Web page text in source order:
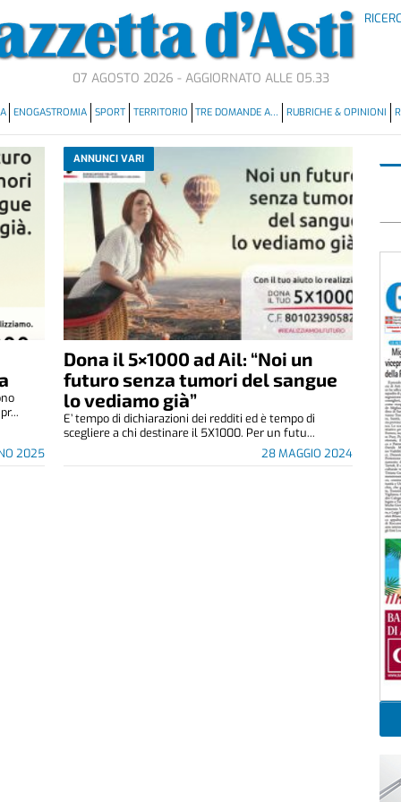
07 AGOSTO 2026 - AGGIORNATO ALLE 05.33
ENOGASTROMIA SPORT TERRITORIO TRE DOMANDE A… RUBRICHE & OPINIONI
2025
ANNUNCI VARI
Dona il 5×1000 ad Ail: “Noi un
futuro senza tumori del sangue
lo vediamo già”
28 MAGGIO 2024
E’ tempo di dichiarazioni dei redditi ed è tempo di
scegliere a chi destinare il 5X1000. Per un futu...